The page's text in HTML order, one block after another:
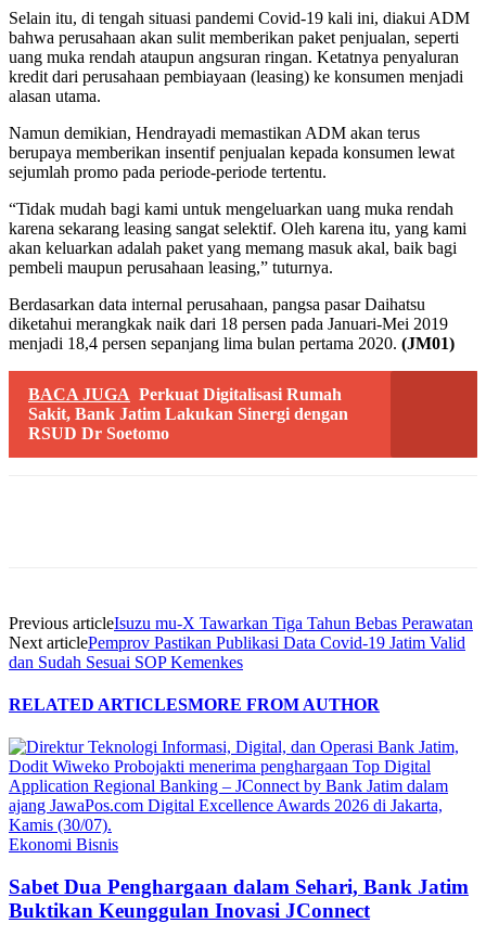
Selain itu, di tengah situasi pandemi Covid-19 kali ini, diakui ADM
bahwa perusahaan akan sulit memberikan paket penjualan, seperti
uang muka rendah ataupun angsuran ringan. Ketatnya penyaluran
kredit dari perusahaan pembiayaan (leasing) ke konsumen menjadi
alasan utama.
Namun demikian, Hendrayadi memastikan ADM akan terus
berupaya memberikan insentif penjualan kepada konsumen lewat
sejumlah promo pada periode-periode tertentu.
“Tidak mudah bagi kami untuk mengeluarkan uang muka rendah
karena sekarang leasing sangat selektif. Oleh karena itu, yang kami
akan keluarkan adalah paket yang memang masuk akal, baik bagi
pembeli maupun perusahaan leasing,” tuturnya.
Berdasarkan data internal perusahaan, pangsa pasar Daihatsu
diketahui merangkak naik dari 18 persen pada Januari-Mei 2019
menjadi 18,4 persen sepanjang lima bulan pertama 2020. (JM01)
BACA JUGA Perkuat Digitalisasi Rumah
Sakit, Bank Jatim Lakukan Sinergi dengan
RSUD Dr Soetomo
Previous articleIsuzu mu-X Tawarkan Tiga Tahun Bebas Perawatan
Next articlePemprov Pastikan Publikasi Data Covid-19 Jatim Valid
dan Sudah Sesuai SOP Kemenkes
RELATED ARTICLESMORE FROM AUTHOR
Ekonomi Bisnis
Sabet Dua Penghargaan dalam Sehari, Bank Jatim
Buktikan Keunggulan Inovasi JConnect